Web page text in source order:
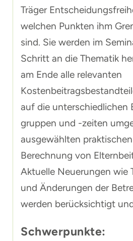
Träger
welchen Punkten ihm
sind. Sie werden im
Schritt an die Thematik
am Ende alle relevanten
auf die unterschiedlichen
gruppen und -zeiten
ausgewählten
Berechnung von
Aktuelle Neuerungen wie
und Änderungen der
werden berücksichtigt
Schwerpunkte: